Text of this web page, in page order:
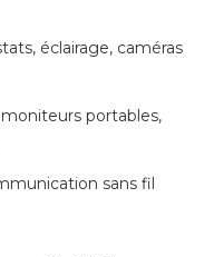
éclairage, caméras
portables,
sans fil